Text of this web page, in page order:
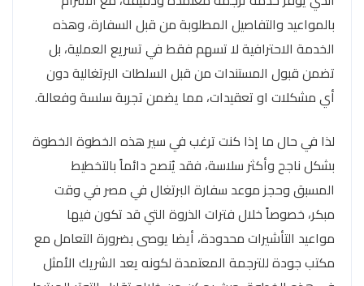
بالمواعيد والتفاصيل المطلوبة من قبل السفارة، وهذه
الخدمة الاحترافية لا تسهم فقط في تسريع العملية، بل
تضمن قبول المستندات من قبل السلطات البرتغالية دون
أي مشكلات او تعقيدات، مما يضمن تجربة سلسة وفعالة.
لذا في حال ما إذا كنت ترغب في سير هذه الخطوة الخطوة
بشكل ناجح وأكثر سلاسة، فقد يُنصح دائماً بالتخطيط
المسبق وحجز موعد سفارة البرتغال في مصر في وقت
مبكر، خصوصاً خلال فترات الذروة التي قد تكون فيها
مواعيد التأشيرات محدودة، أيضا يوصى بضرورة التعامل مع
مكتب جودة للترجمة المعتمدة لكونه يعد الشريك الأمثل